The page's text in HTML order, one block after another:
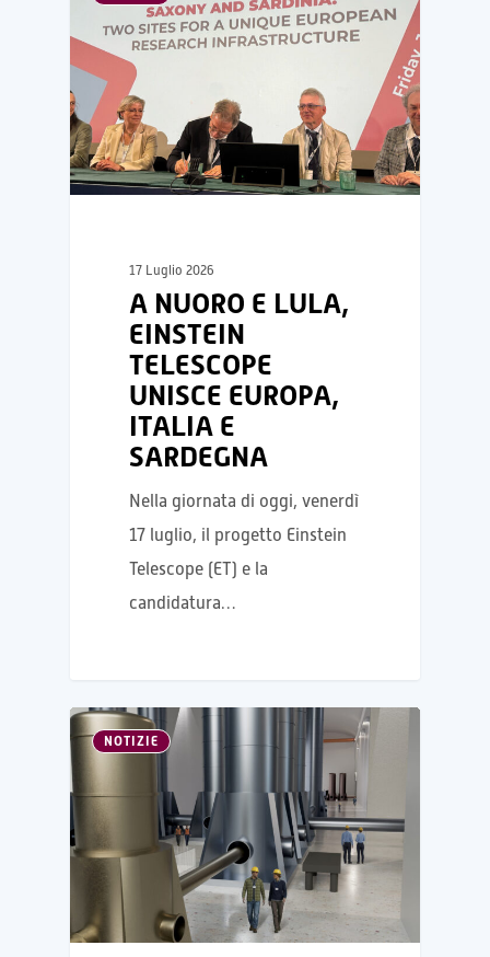
17 Luglio 2026
A NUORO E LULA,
EINSTEIN
TELESCOPE
UNISCE EUROPA,
ITALIA E
SARDEGNA
Nella giornata di oggi, venerdì
17 luglio, il progetto Einstein
Telescope (ET) e la
candidatura…
NOTIZIE